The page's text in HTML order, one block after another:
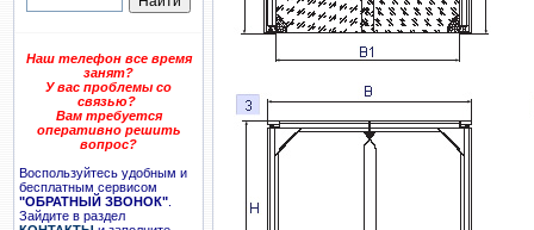
Наш телефон все время
занят?
У вас проблемы со
связью?
Вам требуется
оперативно решить
вопрос?
Воспользуйтесь удобным и
бесплатным сервисом
"ОБРАТНЫЙ ЗВОНОК"
Зайдите в раздел